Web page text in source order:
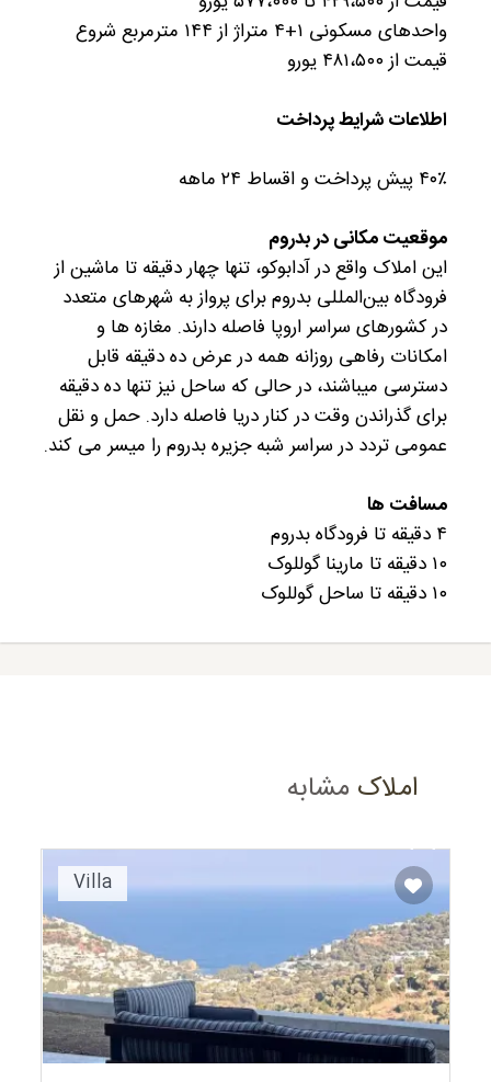
واحدهای مسکونی ۱+۴ متراژ از ۱۴۴ مترمربع شروع
قیمت از ۴۸۱،۵۰۰ یورو
اطلاعات شرایط پرداخت
۴۰٪ پیش پرداخت و اقساط ۲۴ ماهه
موقعیت مکانی در بدروم
این املاک واقع در آدابوکو، تنها چهار دقیقه تا ماشین از
فرودگاه بین‌المللی بدروم برای پرواز به شهرهای متعدد
در کشورهای سراسر اروپا فاصله دارند. مغازه ها و
امکانات رفاهی روزانه همه در عرض ده دقیقه قابل
دسترسی میباشند، در حالی که ساحل نیز تنها ده دقیقه
برای گذراندن وقت در کنار دریا فاصله دارد. حمل و نقل
عمومی تردد در سراسر شبه جزیره بدروم را میسر می کند.
مسافت ها
۴ دقیقه تا فرودگاه بدروم
۱۰ دقیقه تا مارینا گوللوک
۱۰ دقیقه تا ساحل گوللوک
املاک مشابه
Villa
Recommended